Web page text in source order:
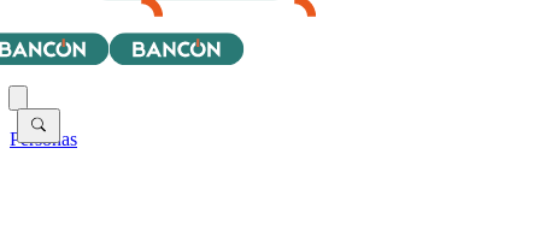
Personas